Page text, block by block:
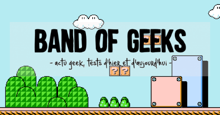
BAND OF GEEKS
Actu Geek d'hier et d'aujourd'hui